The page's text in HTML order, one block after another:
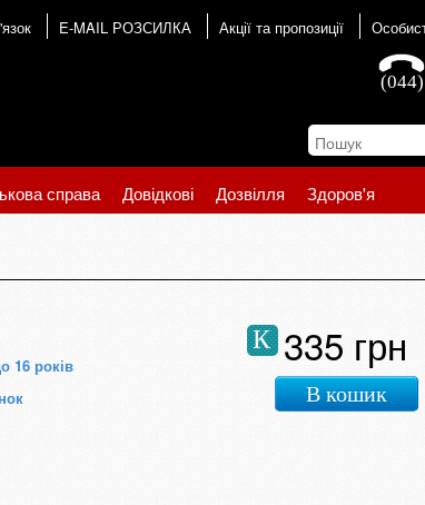
E-MAIL РОЗСИЛКА Акції та пропозиції
(044)
справа Довідкові Дозвілля Здоров'я
16 років
335 грн
К
В кошик